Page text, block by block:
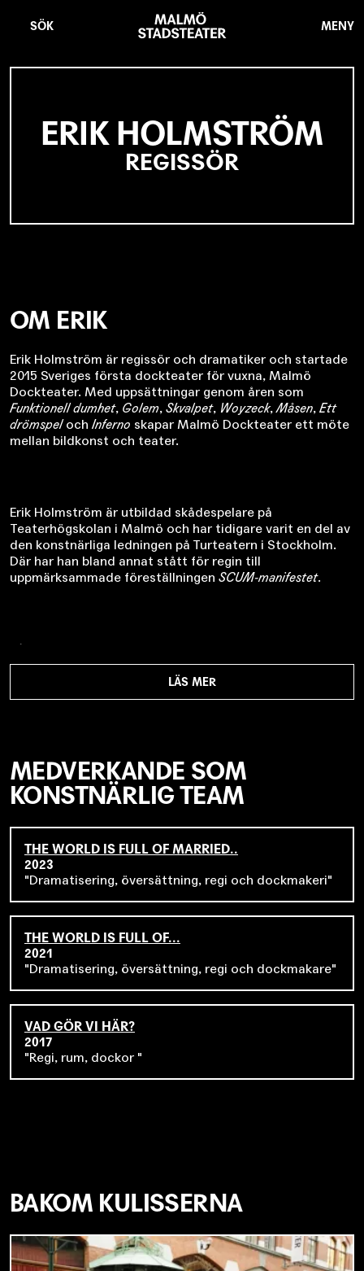
SÖK
Stadsteater
MENY
ERIK HOLMSTRÖM
REGISSÖR
OM ERIK
Erik Holmström är regissör och dramatiker och startade
2015 Sveriges första dockteater för vuxna, Malmö
Dockteater. Med uppsättningar genom åren som
Funktionell dumhet, Golem, Skvalpet, Woyzeck,Måsen, Ett
drömspeloch Inferno skapar Malmö Dockteater ett möte
mellan bildkonst och teater.
Erik Holmström är utbildad skådespelare på
Teaterhögskolan i Malmö och har tidigare varit en del av
den konstnärliga ledningen på Turteatern i Stockholm.
Där har han bland annat stått för regin till
uppmärksammade föreställningen SCUM-manifestet.
På Malmö Stadsteater har Erik Holmström tidigare satt
uppVad gör vi här?(2017), samt i samarbete med Malmö
The World Is Full of Married Men
Örebro Länsteater har han iscensattKung Ubu, och på
Folkteatern i Göteborg har Erik Holmström satt upp
Doktor Faustus(2018-2020).
LÄS MER
MEDVERKANDE SOM
KONSTNÄRLIG TEAM
THE WORLD IS FULL OF MARRIED..
2023
Dramatisering, översättning, regi och dockmakeri
THE WORLD IS FULL OF...
2021
Dramatisering, översättning, regi och dockmakare
VAD GÖR VI HÄR?
2017
Regi, rum, dockor
BAKOM KULISSERNA